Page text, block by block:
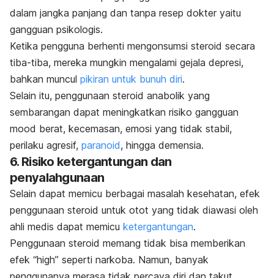
dalam jangka panjang dan tanpa resep dokter yaitu
gangguan psikologis.
Ketika pengguna berhenti mengonsumsi steroid secara
tiba-tiba, mereka mungkin mengalami gejala depresi,
bahkan muncul pikiran untuk bunuh diri.
Selain itu, penggunaan steroid anabolik yang
sembarangan dapat meningkatkan risiko gangguan
mood berat, kecemasan, emosi yang tidak stabil,
perilaku agresif, paranoid, hingga demensia.
6. Risiko ketergantungan dan
penyalahgunaan
Selain dapat memicu berbagai masalah kesehatan, efek
penggunaan steroid untuk otot yang tidak diawasi oleh
ahli medis dapat memicu ketergantungan.
Penggunaan steroid memang tidak bisa memberikan
efek “high” seperti narkoba. Namun, banyak